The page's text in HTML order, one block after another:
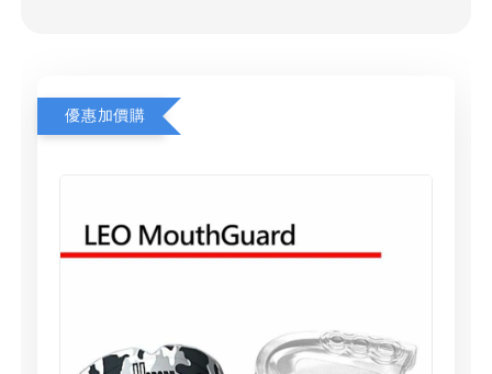
優惠加價購